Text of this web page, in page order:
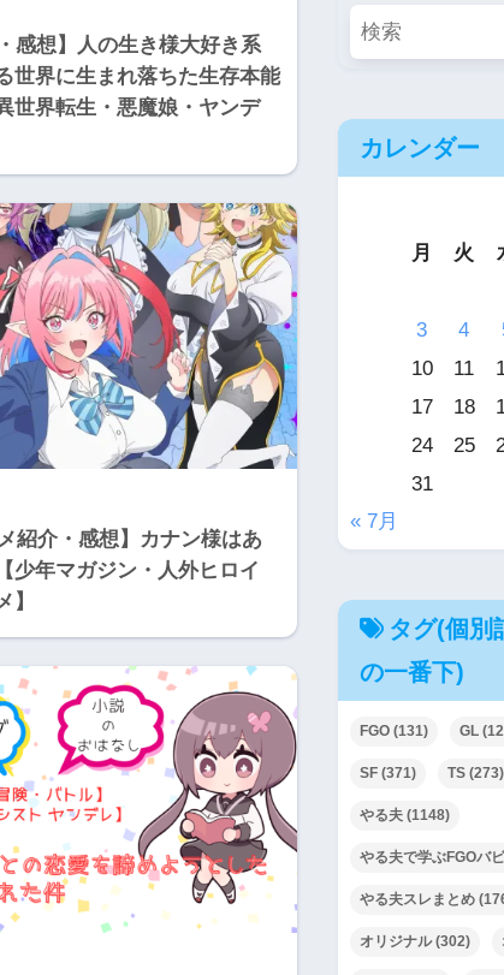
感想】人の生き様大好き系
世界に生まれ落ちた生存本能
世界転生・悪魔娘・ヤンデ
紹介・感想】カナン様はあ
少年マガジン・人外ヒロイ
】
カレンダー
月
火
3
4
10
11
17
18
24
25
31
« 7月
タグ(個別
の一番下)
FGO (131) GL
SF (371) TS (273)
やる夫 (1148)
やる夫で学ぶFGOバ
やる夫スレまとめ
オリジナル(302)